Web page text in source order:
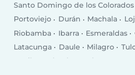
Santo Domingo de los Colorados
Portoviejo
Durán Machala
Riobamba
Ibarra Esmeraldas
Latacunga
Daule Milagro
La Libertad
El Empalme